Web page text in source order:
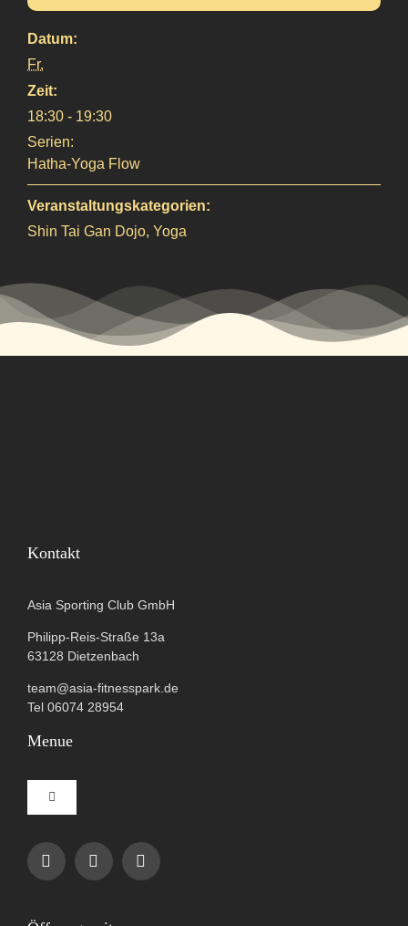
Datum:
Fr.
Zeit:
18:30 - 19:30
Serien:
Hatha-Yoga Flow
Veranstaltungskategorien:
Shin Tai Gan Dojo, Yoga
Kontakt
Asia Sporting Club GmbH
Philipp-Reis-Straße 13a
63128 Dietzenbach
team@asia-fitnesspark.de
Tel 06074 28954
Menue
Toggle
Navigation
Impressum